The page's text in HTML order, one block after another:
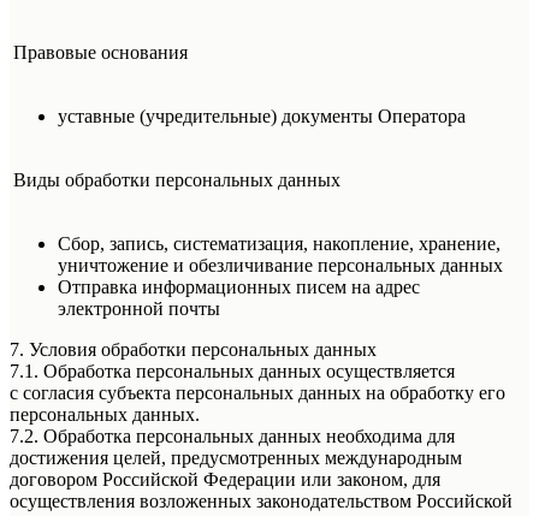
Правовые основания
уставные (учредительные) документы Оператора
Виды обработки персональных данных
Сбор, запись, систематизация, накопление, хранение,
уничтожение и обезличивание персональных данных
Отправка информационных писем на адрес
электронной почты
7. Условия обработки персональных данных
7.1. Обработка персональных данных осуществляется
с согласия субъекта персональных данных на обработку его
персональных данных.
7.2. Обработка персональных данных необходима для
достижения целей, предусмотренных международным
договором Российской Федерации или законом, для
осуществления возложенных законодательством Российской